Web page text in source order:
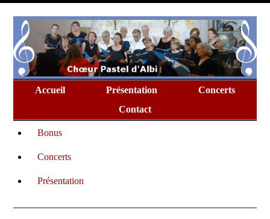
Accueil Présentation
Concerts
Contact
Bonus
Concerts
Présentation